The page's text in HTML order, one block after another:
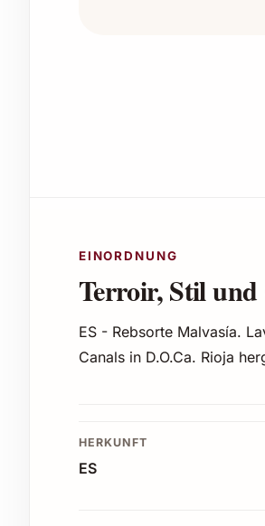
EINORDNUNG
Terroir, Stil
ES - Rebsorte Malvasía.
Canals in D.O.Ca. Rioja
HERKUNFT
ES